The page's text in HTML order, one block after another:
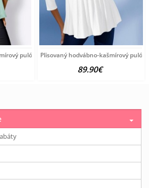
pulóver vzhľadom Création
Plisovaný hodvábno-kašmírový
89.90€